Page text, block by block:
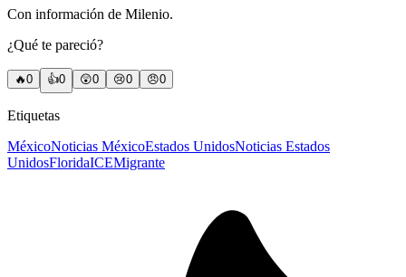
Con información de Milenio.
¿Qué te pareció?
🔥0 👍0 😲0 😢0 😠0
Etiquetas
MéxicoNoticias MéxicoEstados UnidosNoticias Estados
UnidosFloridaICEMigrante